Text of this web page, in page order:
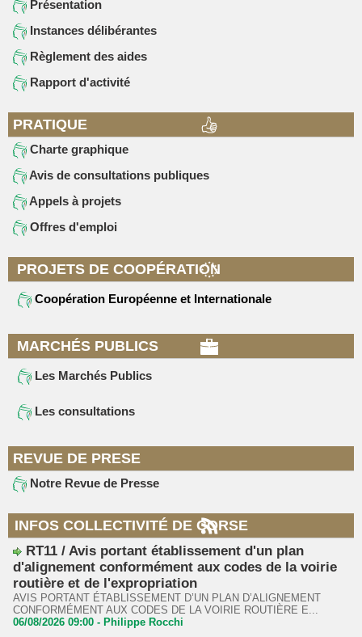
Présentation
Instances délibérantes
Règlement des aides
Rapport d'activité
PRATIQUE
Charte graphique
Avis de consultations publiques
Appels à projets
Offres d'emploi
PROJETS DE COOPÉRATION
Coopération Européenne et Internationale
MARCHÉS PUBLICS
Les Marchés Publics
Les consultations
REVUE DE PRESE
Notre Revue de Presse
INFOS COLLECTIVITÉ DE CORSE
RT11 / Avis portant établissement d'un plan
d'alignement conformément aux codes de la voirie
routière et de l'expropriation
AVIS PORTANT ÉTABLISSEMENT D’UN PLAN D’ALIGNEMENT
CONFORMÉMENT AUX CODES DE LA VOIRIE ROUTIÈRE E...
06/08/2026 09:00 - Philippe Rocchi